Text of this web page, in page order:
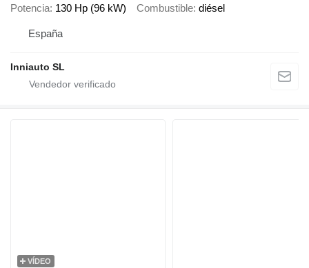
Potencia 130 Hp (96 kW) Combustible diésel
España
Inniauto SL
VÍDEO